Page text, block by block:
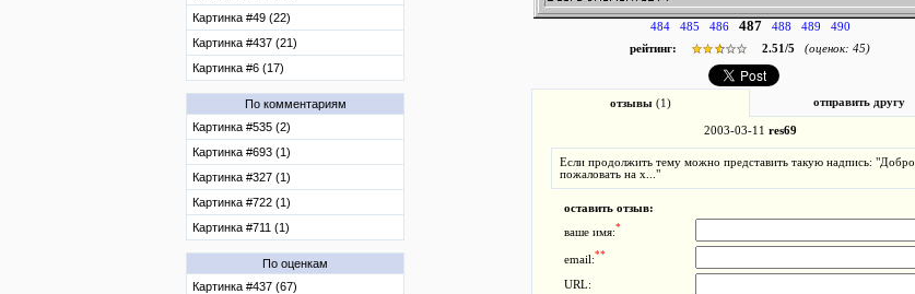
Картинка #49 (22)
Картинка #437 (21)
Картинка #6 (17)
По комментариям
Картинка #535 (2)
Картинка #693 (1)
Картинка #327 (1)
Картинка #722 (1)
Картинка #711 (1)
По оценкам
Картинка #437 (67)
484 485 486 487 488 489
490
рейтинг:
2.51/5 (оценок: 45)
отзывы (1) отправить другу
2003-03-11 res69
Если продолжить тему можно представить такую надпись: "Добро
пожаловать на х..."
оставить отзыв:
ваше имя:*
email:**
URL: